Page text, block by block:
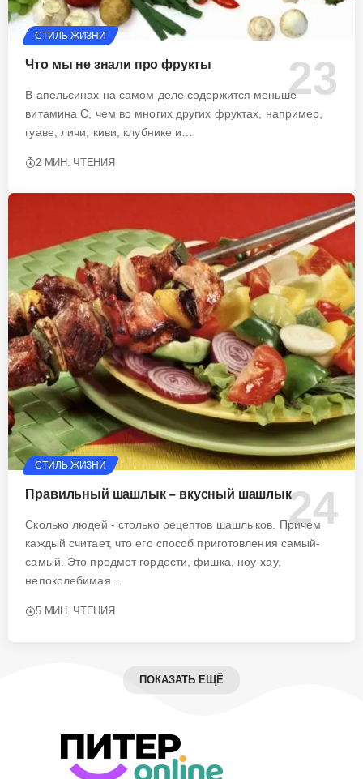
СТИЛЬ ЖИЗНИ
Что мы не знали про фрукты
В апельсинах на самом деле содержится меньше
витамина С, чем во многих других фруктах, например,
гуаве, личи, киви, клубнике и…
2 МИН. ЧТЕНИЯ
СТИЛЬ ЖИЗНИ
Правильный шашлык – вкусный шашлык
Сколько людей - столько рецептов шашлыков. Причем
каждый считает, что его способ приготовления самый-
самый. Это предмет гордости, фишка, ноу-хау,
непоколебимая…
5 МИН. ЧТЕНИЯ
ПОКАЗАТЬ ЕЩЁ